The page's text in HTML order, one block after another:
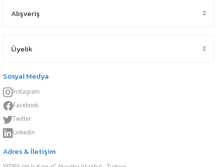
Alışveriş
Üyelik
Sosyal Medya
Instagram
Facebook
Twitter
Linkedin
Adres & İletişim